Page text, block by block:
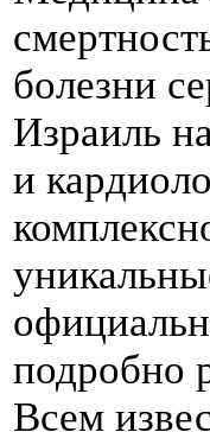
болезни
Израиль
и
подробно
Всем